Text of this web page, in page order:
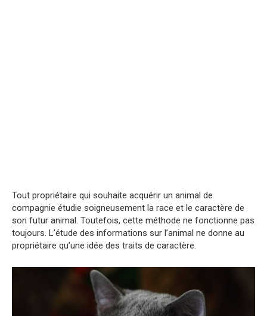
Tout propriétaire qui souhaite acquérir un animal de
compagnie étudie soigneusement la race et le caractère de
son futur animal. Toutefois, cette méthode ne fonctionne pas
toujours. L’étude des informations sur l’animal ne donne au
propriétaire qu’une idée des traits de caractère.